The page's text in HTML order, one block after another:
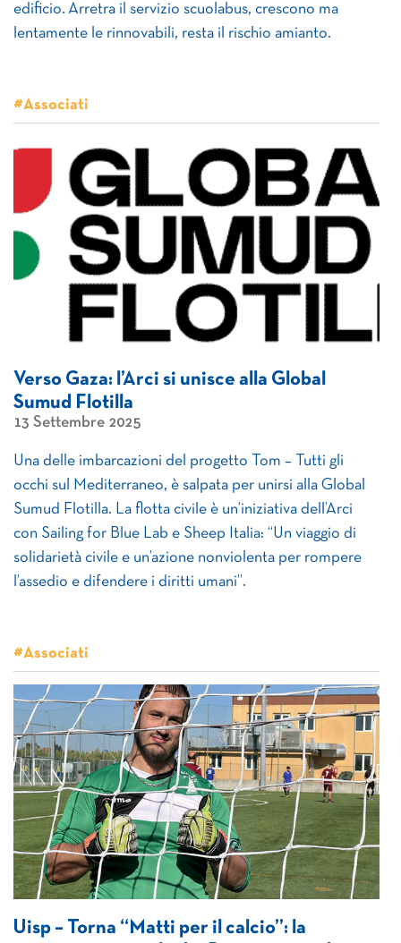
edificio. Arretra il servizio scuolabus, crescono ma
lentamente le rinnovabili, resta il rischio amianto.
#Associati
Verso Gaza: l’Arci si unisce alla Global
Sumud Flotilla
13 Settembre 2025
Una delle imbarcazioni del progetto Tom – Tutti gli
occhi sul Mediterraneo, è salpata per unirsi alla Global
Sumud Flotilla. La flotta civile è un’iniziativa dell’Arci
con Sailing for Blue Lab e Sheep Italia: “Un viaggio di
solidarietà civile e un’azione nonviolenta per rompere
l’assedio e difendere i diritti umani”.
#Associati
Uisp – Torna “Matti per il calcio”: la